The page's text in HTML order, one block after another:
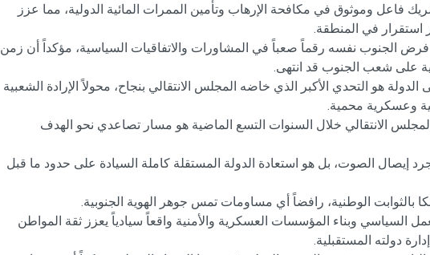
فاعل وموثوق في مكافحة الإرهاب وتأمين الممرات المائية الدولية، مما عزز
استقرار في المنطقة.
فرض الجنوب نفسه رقماً صعباً في المشاورات والاتفاقيات السياسية، مؤكداً أن زمن
على شعب الجنوب قد انتهى.
الدولة هو التحدي الأكبر الذي خاضه المجلس الانتقالي بنجاح، محولاً الإرادة الشعبية
وعسكرية محمية.
الانتقالي خلال السنوات التسع الماضية هو مسار تصاعدي نحو الهدف
إيصال الصوت، بل هو استعادة الدولة المستقلة كاملة السيادة على حدود ما قبل
الوطنية، رافضاً أي مساومات تمس جوهر الهوية الجنوبية.
السياسي وبناء المؤسسات العسكرية والأمنية واقعاً سيادياً يعزز ثقة المواطن
دولته المستقبلية.